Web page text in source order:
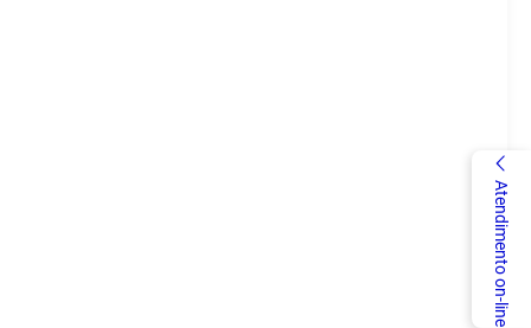
Atendimento on-line